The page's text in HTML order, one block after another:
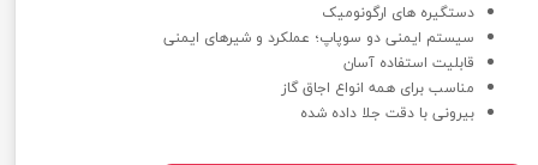
دستگیره های ارگونومیک
سیستم ایمنی دو سوپاپ؛ عملکرد و شیرهای ایمنی
قابلیت استفاده آسان
مناسب برای همه انواع اجاق گاز
بیرونی با دقت جلا داده شده